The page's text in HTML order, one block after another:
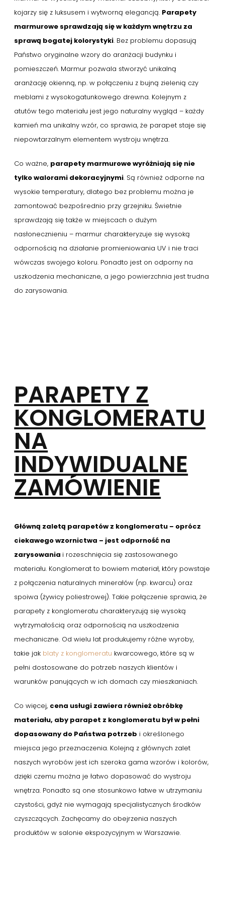
kojarzy się z luksusem i wytworną elegancją. Parapety
marmurowe sprawdzają się w każdym wnętrzu za
sprawą bogatej kolorystyki. Bez problemu dopasują
Państwo oryginalne wzory do aranżacji budynku i
pomieszczeń. Marmur pozwala stworzyć unikalną
aranżację okienną, np. w połączeniu z bujną zielenią czy
meblami z wysokogatunkowego drewna. Kolejnym z
atutów tego materiału jest jego naturalny wygląd – każdy
kamień ma unikalny wzór, co sprawia, że parapet staje się
niepowtarzalnym elementem wystroju wnętrza.
Co ważne, parapety marmurowe wyróżniają się nie
tylko walorami dekoracyjnymi. Są również odporne na
wysokie temperatury, dlatego bez problemu można je
zamontować bezpośrednio przy grzejniku. Świetnie
sprawdzają się także w miejscach o dużym
nasłonecznieniu – marmur charakteryzuje się wysoką
odpornością na działanie promieniowania UV i nie traci
wówczas swojego koloru. Ponadto jest on odporny na
uszkodzenia mechaniczne, a jego powierzchnia jest trudna
do zarysowania.
PARAPETY Z
KONGLOMERATU
NA
INDYWIDUALNE
ZAMÓWIENIE
Główną zaletą parapetów z konglomeratu – oprócz
ciekawego wzornictwa – jest odporność na
zarysowania i rozeschnięcia się zastosowanego
materiału. Konglomerat to bowiem materiał, który powstaje
z połączenia naturalnych minerałów (np. kwarcu) oraz
spoiwa (żywicy poliestrowej). Takie połączenie sprawia, że
parapety z konglomeratu charakteryzują się wysoką
wytrzymałością oraz odpornością na uszkodzenia
mechaniczne. Od wielu lat produkujemy różne wyroby,
takie jak blaty z konglomeratu kwarcowego, które są w
pełni dostosowane do potrzeb naszych klientów i
warunków panujących w ich domach czy mieszkaniach.
Co więcej, cena usługi zawiera również obróbkę
materiału, aby parapet z konglomeratu był w pełni
dopasowany do Państwa potrzeb i określonego
miejsca jego przeznaczenia. Kolejną z głównych zalet
naszych wyrobów jest ich szeroka gama wzorów i kolorów,
dzięki czemu można je łatwo dopasować do wystroju
wnętrza. Ponadto są one stosunkowo łatwe w utrzymaniu
czystości, gdyż nie wymagają specjalistycznych środków
czyszczących. Zachęcamy do obejrzenia naszych
produktów w salonie ekspozycyjnym w Warszawie.